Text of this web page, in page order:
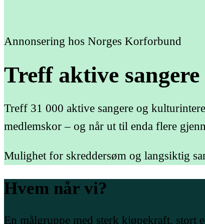
Annonsering hos Norges Korforbund
Treff aktive sangere
Treff 31 000 aktive sangere og
medlemskor – og når ut til enda flere
Mulighet for skreddersøm og langsiktig
Hvem når vi?
En målgruppe med sterk kjøpekraft, stort